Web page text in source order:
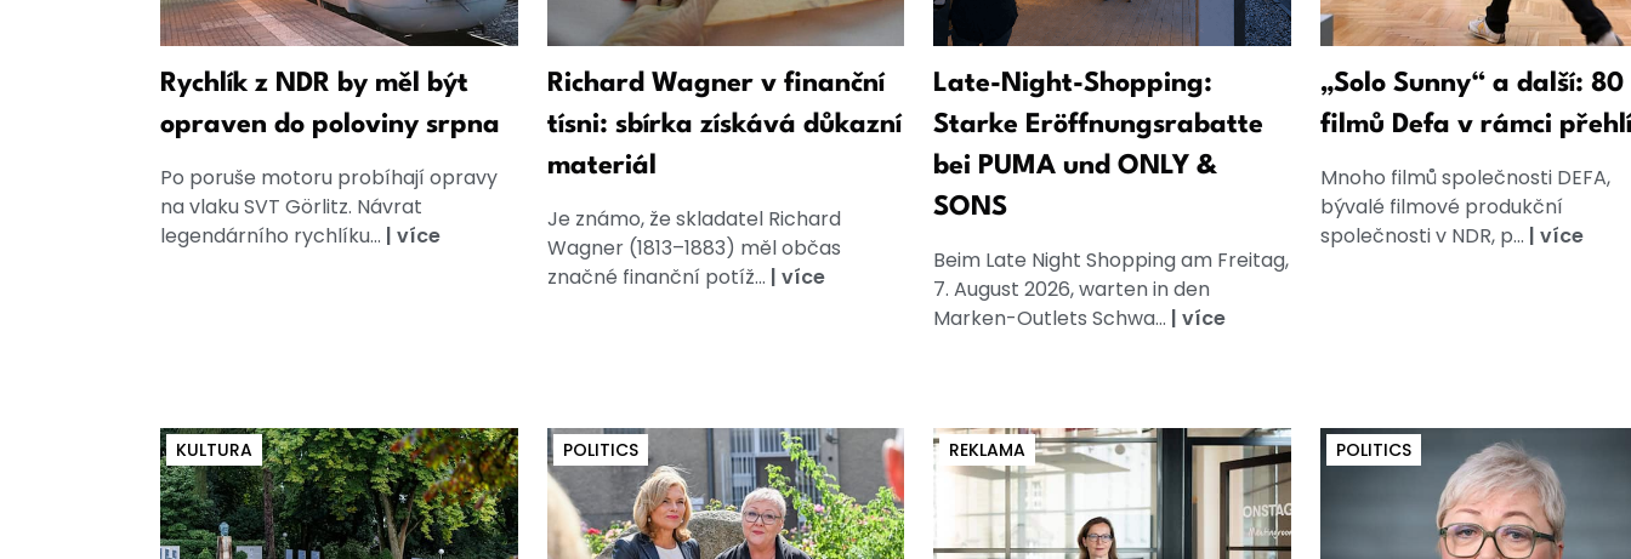
Rychlík z NDR by měl být
opraven do poloviny srpna
Po poruše motoru probíhají opravy
na vlaku SVT Görlitz. Návrat
legendárního rychlíku... | více
Richard Wagner v finanční
tísni: sbírka získává důkazní
materiál
Je známo, že skladatel Richard
Wagner (1813–1883) měl občas
značné finanční potíž... | více
Late-Night-Shopping:
Starke Eröffnungsrabatte
bei PUMA und ONLY &
SONS
Beim Late Night Shopping am Freitag,
7. August 2026, warten in den
Marken-Outlets Schwa... | více
„Solo Sunny“ a další:
filmů Defa v rámci
Mnoho filmů společnosti DEFA,
bývalé filmové produkční
společnosti v NDR, p... | více
KULTURA POLITICS REKLAMA POLITICS